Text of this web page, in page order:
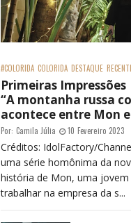
#COLORIDA COLORIDA DESTAQUE
Primeiras Impressões
“A montanha russa
acontece entre Mon
Por: Camila Júlia 10 Fevereiro 2023
Créditos: IdolFactory/
uma série homônima da
história de Mon, uma
trabalhar na empresa da s...